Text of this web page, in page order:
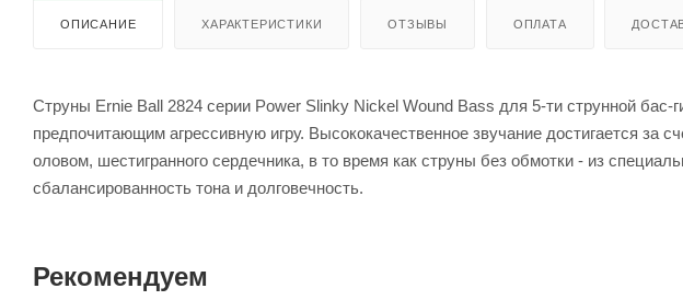
ОПИСАНИЕ ХАРАКТЕРИСТИКИ ОТЗЫВЫ ОПЛАТА
Струны Ernie Ball 2824 серии Power Slinky Nickel Wound Bass для 5-ти струнной
предпочитающим агрессивную игру. Высококачественное звучание достигается за
оловом, шестигранного сердечника, в то время как струны без обмотки - из
сбалансированность тона и долговечность.
Рекомендуем